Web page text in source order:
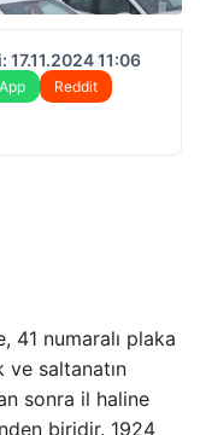
11:06
Reddit
41 numaralı plaka
ve saltanatın
sonra il haline
biridir. 1924